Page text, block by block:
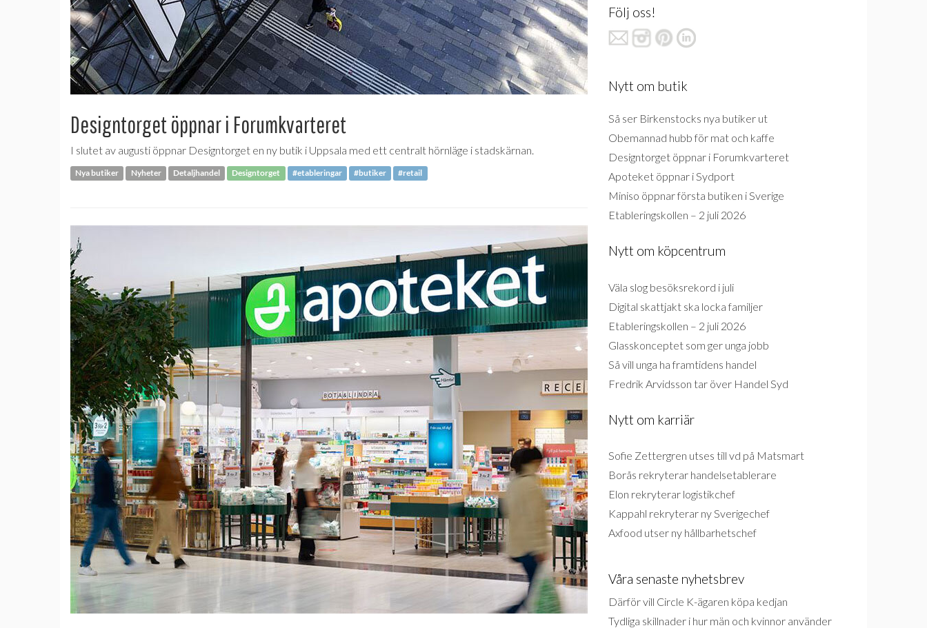
Designtorget öppnar i Forumkvarteret
I slutet av augusti öppnar Designtorget en ny butik i Uppsala med ett centralt hörnläge i stadskärnan.
Nya butiker Nyheter Detaljhandel Designtorget #etableringar #butiker #retail
Följ oss!
Nytt om butik
Så ser Birkenstocks nya butiker ut
Obemannad hubb för mat och kaffe
Designtorget öppnar i Forumkvarteret
Apoteket öppnar i Sydport
Miniso öppnar första butiken i Sverige
Etableringskollen – 2 juli 2026
Nytt om köpcentrum
Väla slog besöksrekord i juli
Digital skattjakt ska locka familjer
Etableringskollen – 2 juli 2026
Glasskonceptet som ger unga jobb
Så vill unga ha framtidens handel
Fredrik Arvidsson tar över Handel Syd
Nytt om karriär
Sofie Zettergren utses till vd på Matsmart
Borås rekryterar handelsetablerare
Elon rekryterar logistikchef
Kappahl rekryterar ny Sverigechef
Axfood utser ny hållbarhetschef
Våra senaste nyhetsbrev
Därför vill Circle K-ägaren köpa kedjan
Tydliga skillnader i hur män och kvinnor använder